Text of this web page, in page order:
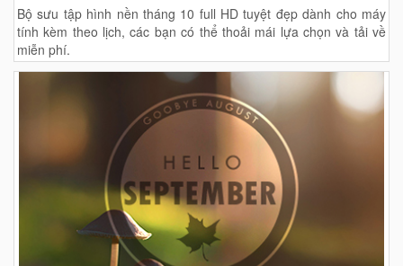
Bộ sưu tập hình nền tháng 10 full HD tuyệt đẹp dành cho máy
tính kèm theo lịch, các bạn có thể thoải mái lựa chọn và tải về
miễn phí.